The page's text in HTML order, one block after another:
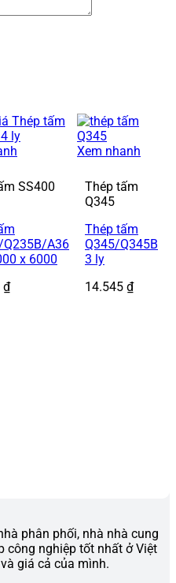
SS400
Q235B/A36
x 6000
₫
Xem nhanh
Thép tấm
Q345
Thép tấm
Q345/Q345B
3 ly
14.545₫
phân phối, nhà nhà cung
công nghiệp tốt nhất ở Việt
giá cả của mình.